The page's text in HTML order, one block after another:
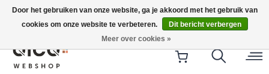
Riese & Müller Nevo5 Silent Core nu direct uit voorraad
leverbaar!
Door het gebruiken van onze website, ga je akkoord met het gebruik van
cookies om onze website te verbeteren.
Dit bericht verbergen
Meer over cookies »